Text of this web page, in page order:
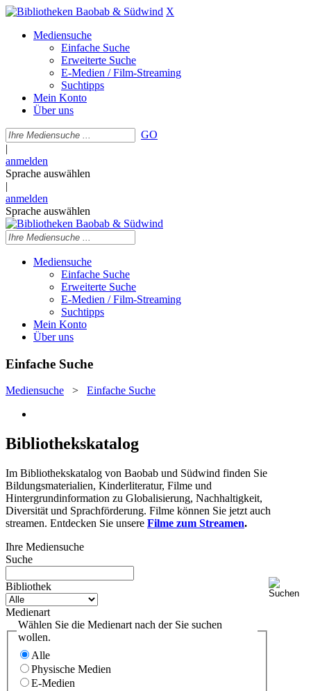
X
Mediensuche
Einfache Suche
Erweiterte Suche
E-Medien / Film-Streaming
Suchtipps
Mein Konto
Über uns
GO
|
anmelden
Sprache auswählen
|
anmelden
Sprache auswählen
Mediensuche
Einfache Suche
Erweiterte Suche
E-Medien / Film-Streaming
Suchtipps
Mein Konto
Über uns
Einfache Suche
Mediensuche > Einfache Suche
Bibliothekskatalog
Im Bibliothekskatalog von Baobab und Südwind finden Sie
Bildungsmaterialien, Kinderliteratur, Filme und
Hintergrundinformation zu Globalisierung, Nachhaltigkeit,
Diversität und Sprachförderung. Filme können Sie jetzt auch
streamen. Entdecken Sie unsere Filme zum Streamen.
Ihre Mediensuche
Suche
Bibliothek
Medienart
Wählen Sie die Medienart nach der Sie suchen
wollen.
Alle
Physische Medien
E-Medien